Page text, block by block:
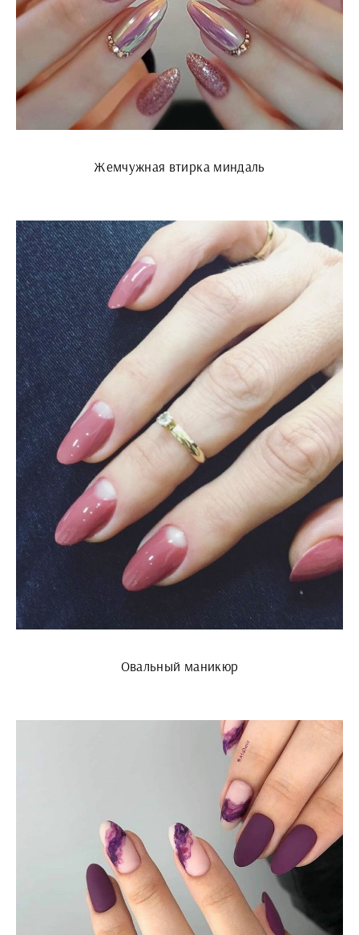
Жемчужная втирка миндаль
Овальный маникюр